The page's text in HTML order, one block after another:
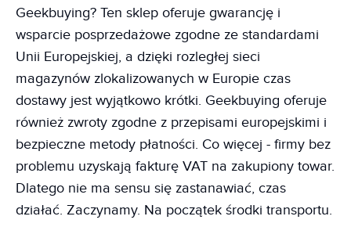
Geekbuying? Ten sklep oferuje gwarancję i
wsparcie posprzedażowe zgodne ze standardami
Unii Europejskiej, a dzięki rozległej sieci
magazynów zlokalizowanych w Europie czas
dostawy jest wyjątkowo krótki. Geekbuying oferuje
również zwroty zgodne z przepisami europejskimi i
bezpieczne metody płatności. Co więcej - firmy bez
problemu uzyskają fakturę VAT na zakupiony towar.
Dlatego nie ma sensu się zastanawiać, czas
działać. Zaczynamy. Na początek środki transportu.